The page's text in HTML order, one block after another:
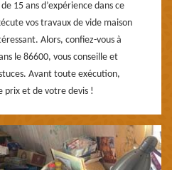
15 ans d’expérience dans ce
vos travaux de vide maison
Alors, confiez-vous à
le 86600, vous conseille et
Avant toute exécution,
prix et de votre devis !